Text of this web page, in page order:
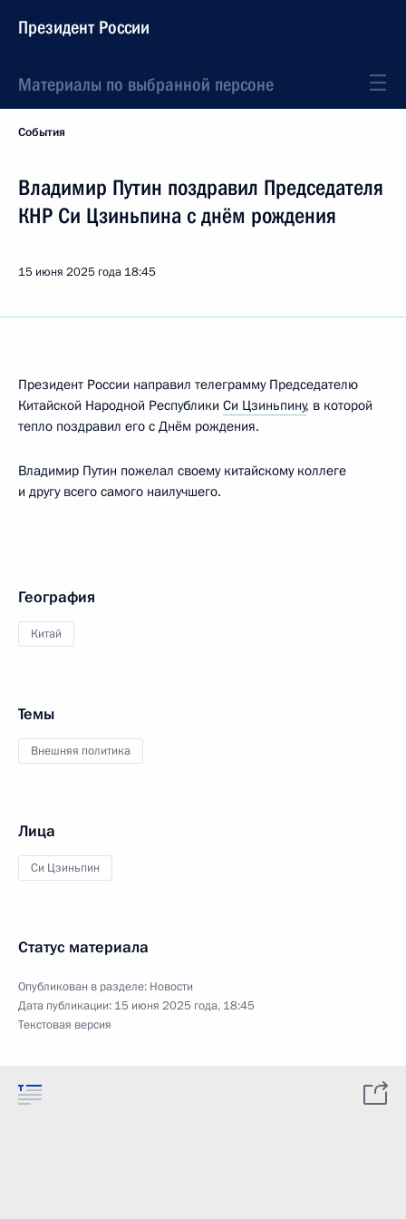
Президент России
Материалы по выбранной персоне
События
Владимир Путин поздравил Председателя
КНР Си Цзиньпина с днём рождения
15 июня 2025 года 18:45
Президент России направил телеграмму Председателю
Китайской Народной Республики Си Цзиньпину, в которой
тепло поздравил его с Днём рождения.
Владимир Путин пожелал своему китайскому коллеге
и другу всего самого наилучшего.
География
Китай
Темы
Внешняя политика
Лица
Си Цзиньпин
Статус материала
Опубликован в разделе: Новости
Дата публикации: 15 июня 2025 года, 18:45
Текстовая версия